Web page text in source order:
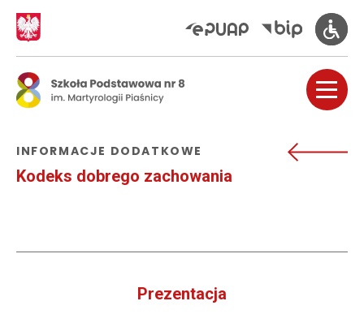
INFORMACJE DODATKOWE
Kodeks dobrego zachowania
Prezentacja